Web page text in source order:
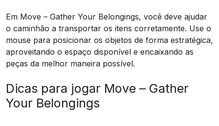
Em Move – Gather Your Belongings, você deve ajudar
o caminhão a transportar os itens corretamente. Use o
mouse para posicionar os objetos de forma estratégica,
aproveitando o espaço disponível e encaixando as
peças da melhor maneira possível.
Dicas para jogar Move – Gather
Your Belongings